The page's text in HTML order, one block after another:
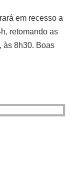
em recesso a
retomando as
às 8h30. Boas